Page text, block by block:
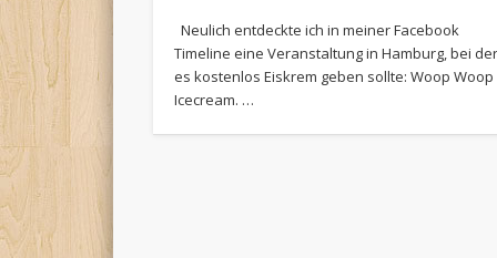
Neulich entdeckte ich in meiner Facebook
Timeline eine Veranstaltung in Hamburg, bei
es kostenlos Eiskrem geben sollte: Woop Woop
Icecream. …